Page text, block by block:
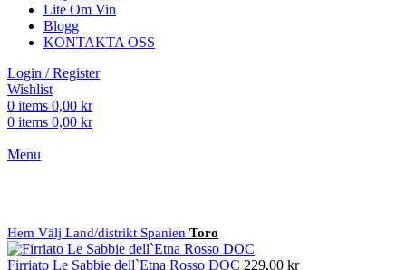
Lite Om Vin
Blogg
KONTAKTA OSS
Login / Register
Wishlist
0 items 0,00 kr
0 items 0,00 kr
Menu
Hem Välj Land/distrikt Spanien Toro
Firriato Le Sabbie dell`Etna Rosso DOC 229,00 kr